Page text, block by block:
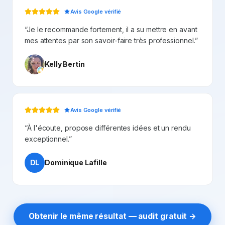
Avis Google vérifié
“Je le recommande fortement, il a su mettre en avant
mes attentes par son savoir-faire très professionnel.”
Kelly Bertin
Avis Google vérifié
“À l'écoute, propose différentes idées et un rendu
exceptionnel.”
DL Dominique Lafille
Obtenir le même résultat — audit gratuit →